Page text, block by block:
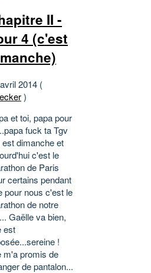
II -
4 (c'est
2014 (
)
et toi, papa pour
fuck ta Tgv
est dimanche et
c'est le
de Paris
certains pendant
pour nous c'est le
de notre
Gaëlle va bien,
est
!
m'a promis de
de pantalon...